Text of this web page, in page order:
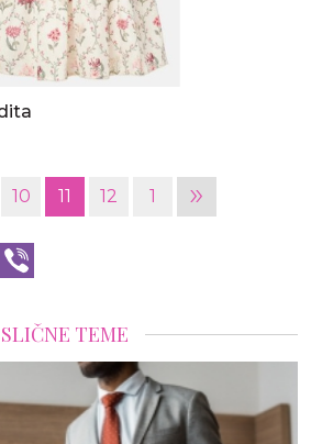
10 11 12 1 »
Pinterest
SLIČNE TEME